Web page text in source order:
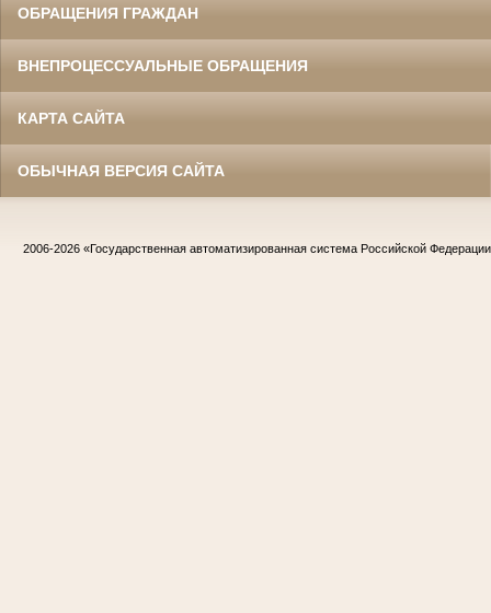
ОБРАЩЕНИЯ ГРАЖДАН
ВНЕПРОЦЕССУАЛЬНЫЕ ОБРАЩЕНИЯ
КАРТА САЙТА
ОБЫЧНАЯ ВЕРСИЯ САЙТА
2006-2026 «Государственная автоматизированная система Российской